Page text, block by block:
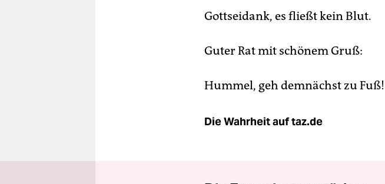
Gottseidank, es fließt kein Blut.
Guter Rat mit schönem Gruß:
Hummel, geh demnächst zu Fuß!
Die Wahrheit auf taz.de